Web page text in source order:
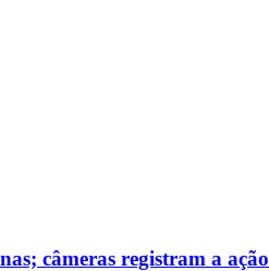
câmeras registram a ação